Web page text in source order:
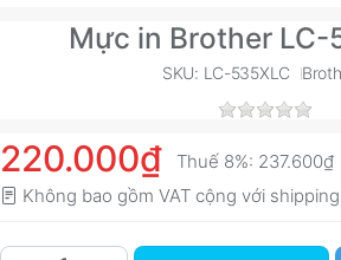
Mực in Brother LC-
SKU: LC-535XLC
220.000₫ Thuế 8%: 237.600₫
Không bao gồm VAT cộng với shipping